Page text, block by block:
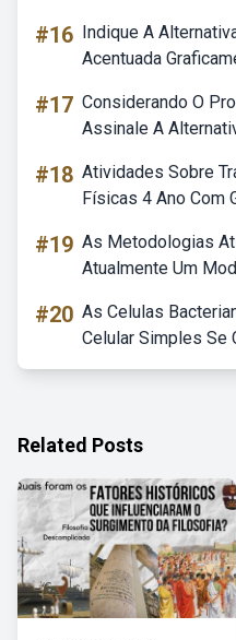
#16 Indique A
Acentuada
#17 Considerando O
Assinale A
#18 Atividades Sobre
Físicas 4 Ano Com
#19 As Metodologias
Atualmente Um
#20 As Celulas
Celular Simples Se
Related Posts